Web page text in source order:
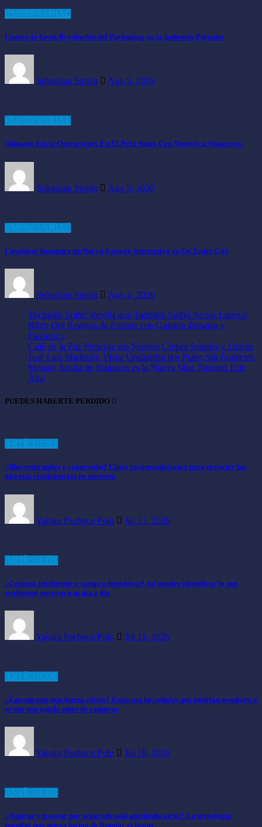
Conoce la Gran Revolución del Packaging en la Industria Peruana
Sebastian Sipión Ago 5, 2026
Shimano Inicia Operaciones En El Perú Junto Con Simetrica Almacenes
Sebastian Sipión Ago 5, 2026
Casaideas Inaugura un Nuevo Espacio Interactivo en Go Enjoy City
Sebastian Sipión
Ago 4, 2026
Micheille Soifer Revela que También Sufrió Acoso Laboral
Riber Oré Regresa de Europa con Guitarra Peruana y
Flamenco
Café de la Paz Presenta sus Nuevos Crepes Salados y Dulces
José Luis Madueño Visita Urubamba por Piano Sin Fronteras
Melany Azaña de Huánuco es la Nueva Miss Turismo Este
Año
PUEDES HABERTE PERDIDO
¿Más estornudos y congestión? Cinco recomendaciones para prevenir las
alergias respiratorias en invierno
Yajaira Pacheco Polo Jul 13, 2026
¿Compra inteligente o compra impulsiva? Así puedes identificar lo que
realmente mejorará tu día a día
Yajaira Pacheco Polo Jul 11, 2026
¿Encontraste una buena oferta? Estas son las señales que podrían ayudarte a
evitar una estafa antes de comprar
Yajaira Pacheco Polo Jul 10, 2026
¿Aspirar y trapear por separado está quedando atrás? La tecnología
impulsa una nueva forma de limpiar el hogar